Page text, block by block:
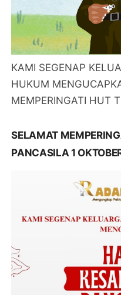
KAMI SEGENAP
HUKUM
MEMPERINGATI HUT
SELAMAT
PANCASILA 1